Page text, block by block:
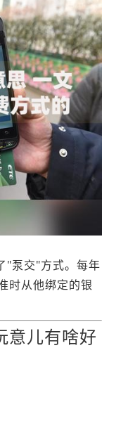
"泵交"方式。每年
时从他绑定的银
意儿有啥好